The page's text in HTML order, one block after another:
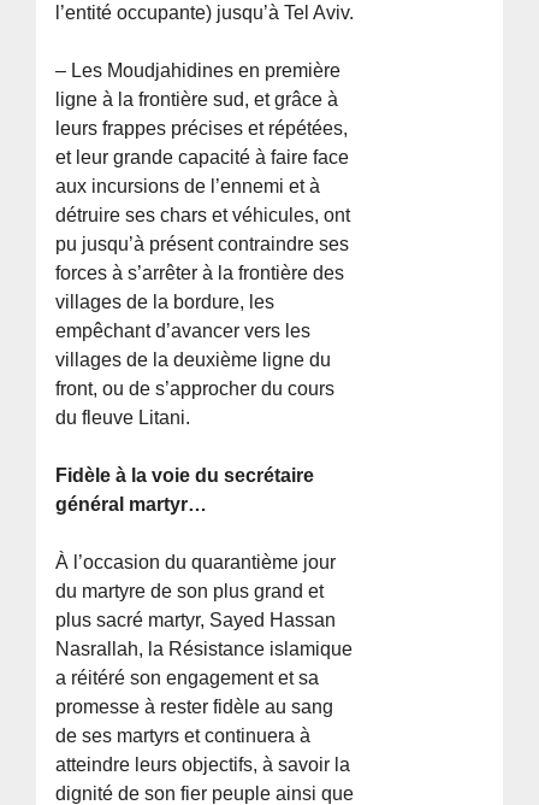
l’entité occupante) jusqu’à Tel Aviv.
– Les Moudjahidines en première
ligne à la frontière sud, et grâce à
leurs frappes précises et répétées,
et leur grande capacité à faire face
aux incursions de l’ennemi et à
détruire ses chars et véhicules, ont
pu jusqu’à présent contraindre ses
forces à s’arrêter à la frontière des
villages de la bordure, les
empêchant d’avancer vers les
villages de la deuxième ligne du
front, ou de s’approcher du cours
du fleuve Litani.
Fidèle à la voie du secrétaire
général martyr…
À l’occasion du quarantième jour
du martyre de son plus grand et
plus sacré martyr, Sayed Hassan
Nasrallah, la Résistance islamique
a réitéré son engagement et sa
promesse à rester fidèle au sang
de ses martyrs et continuera à
atteindre leurs objectifs, à savoir la
dignité de son fier peuple ainsi que